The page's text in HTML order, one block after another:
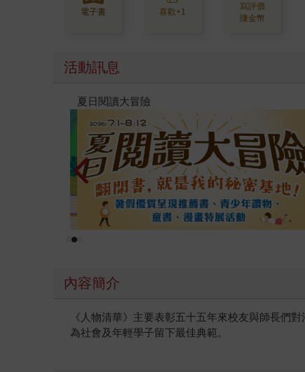
電子書 喜歡+1
寫評價
賺金幣
活動訊息
內容簡介
《人物清華》主要表彰五十五年來校友與師長們
為社會及年輕學子留下最佳典範。